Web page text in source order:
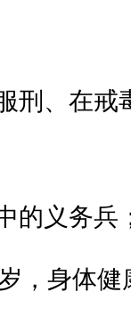
刑、在戒
的义务兵
，身体